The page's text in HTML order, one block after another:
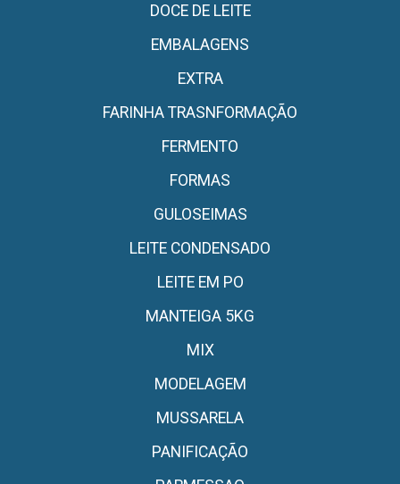
DOCE DE LEITE
EMBALAGENS
EXTRA
FARINHA TRASNFORMAÇÃO
FERMENTO
FORMAS
GULOSEIMAS
LEITE CONDENSADO
LEITE EM PO
MANTEIGA 5KG
MIX
MODELAGEM
MUSSARELA
PANIFICAÇÃO